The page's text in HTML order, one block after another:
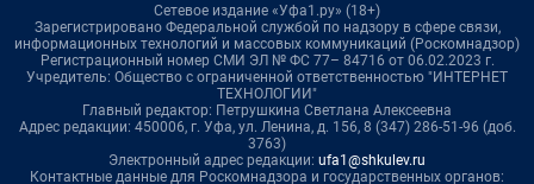
Сетевое издание «Уфа1.ру» (18+)
Зарегистрировано Федеральной службой по надзору в сфере связи,
информационных технологий и массовых коммуникаций (Роскомнадзор)
Регистрационный номер СМИ ЭЛ № ФС 77– 84716 от 06.02.2023 г.
Учредитель: Общество с ограниченной ответственностью "ИНТЕРНЕТ
ТЕХНОЛОГИИ"
Главный редактор: Петрушкина Светлана Алексеевна
Адрес редакции: 450006, г. Уфа, ул. Ленина, д. 156, 8 (347) 286-51-96 (доб.
3763)
Электронный адрес редакции: ufa1@shkulev.ru
Контактные данные для Роскомнадзора и государственных органов: